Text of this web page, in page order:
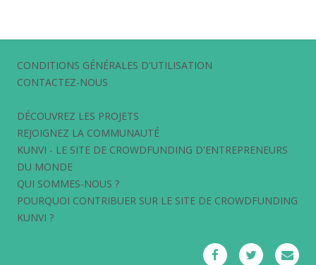
CONDITIONS GÉNÉRALES D'UTILISATION
CONTACTEZ-NOUS
DÉCOUVREZ LES PROJETS
REJOIGNEZ LA COMMUNAUTÉ
KUNVI - LE SITE DE CROWDFUNDING D'ENTREPRENEURS
DU MONDE
QUI SOMMES-NOUS ?
POURQUOI CONTRIBUER SUR LE SITE DE CROWDFUNDING
KUNVI ?